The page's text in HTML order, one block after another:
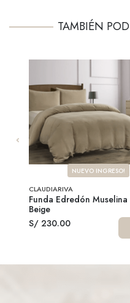
TAMBIÉN
NUEVO INGRESO!
CLAUDIARIVA
Funda Edredón Muselina
Beige
S/ 230.00